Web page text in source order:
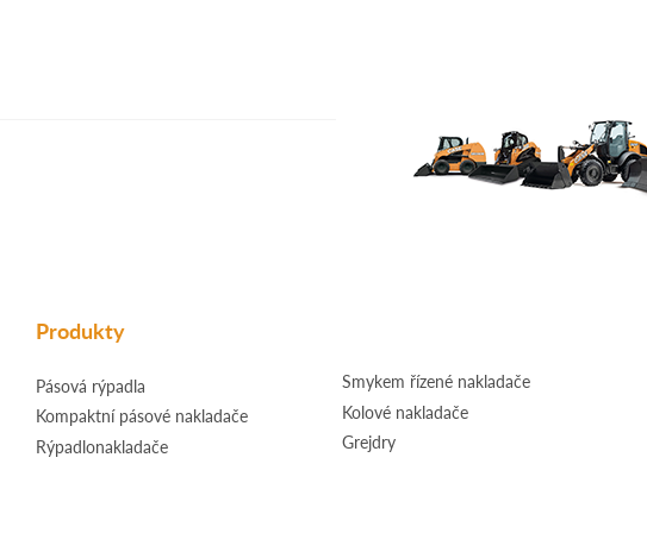
Produkty
Pásová rýpadla
Kompaktní pásové nakladače
Rýpadlonakladače
Smykem řízené nakladače
Kolové nakladače
Grejdry